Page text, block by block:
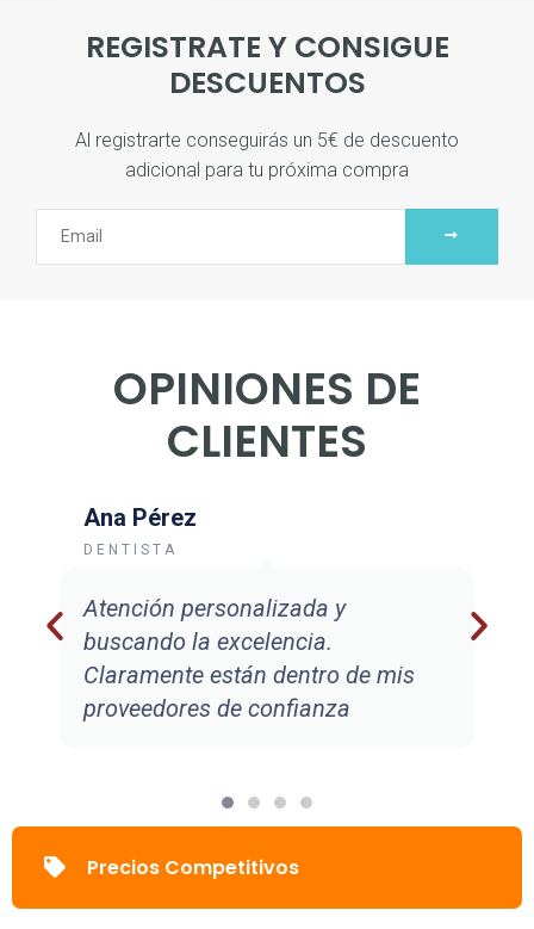
REGISTRATE Y CONSIGUE
DESCUENTOS
Al registrarte conseguirás un 5€ de descuento
adicional para tu próxima compra
OPINIONES DE
CLIENTES
Atención personalizada y
buscando la excelencia.
Claramente están dentro de mis
proveedores de confianza
Ana Pérez
DENTISTA
Precios Competitivos